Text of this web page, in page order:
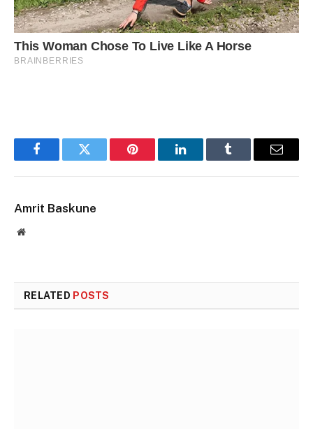
FacebookTwitter Pinterest LinkedInTumblr Email
Amrit Baskune
Website
RELATED POSTS